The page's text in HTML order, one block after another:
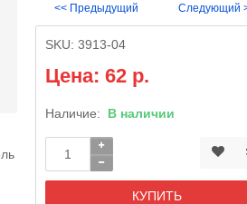
<< Предыдущий Следующий
SKU: 3913-04
Цена: 62 р.
Наличие: В наличии
КУПИТЬ